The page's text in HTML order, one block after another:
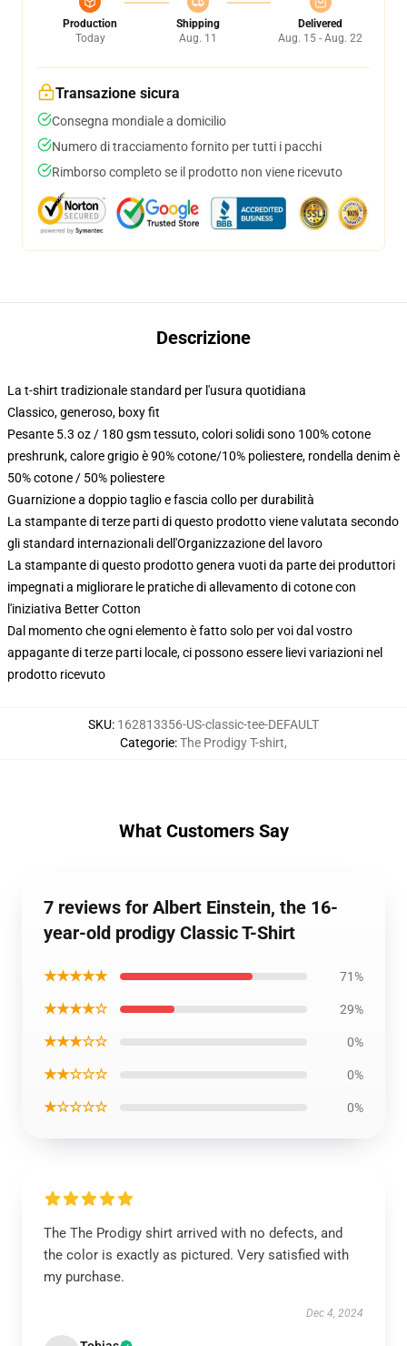
Production
Today
Shipping
Aug. 11
Delivered
Aug. 15 - Aug. 22
Transazione sicura
Consegna mondiale a domicilio
Numero di tracciamento fornito per tutti i pacchi
Rimborso completo se il prodotto non viene ricevuto
Descrizione
La t-shirt tradizionale standard per l'usura quotidiana
Classico, generoso, boxy fit
Pesante 5.3 oz / 180 gsm tessuto, colori solidi sono 100% cotone
preshrunk, calore grigio è 90% cotone/10% poliestere, rondella denim è
50% cotone / 50% poliestere
Guarnizione a doppio taglio e fascia collo per durabilità
La stampante di terze parti di questo prodotto viene valutata secondo
gli standard internazionali dell'Organizzazione del lavoro
La stampante di questo prodotto genera vuoti da parte dei produttori
impegnati a migliorare le pratiche di allevamento di cotone con
l'iniziativa Better Cotton
Dal momento che ogni elemento è fatto solo per voi dal vostro
appagante di terze parti locale, ci possono essere lievi variazioni nel
prodotto ricevuto
SKU: 162813356-US-classic-tee-DEFAULT
Categorie:The Prodigy T-shirt,
What Customers Say
7 reviews for Albert Einstein, the 16-
year-old prodigy Classic T-Shirt
★★★★★ 71%
★★★★☆ 29%
★★★☆☆ 0%
★★☆☆☆ 0%
★☆☆☆☆ 0%
The The Prodigy shirt arrived with no defects, and
the color is exactly as pictured. Very satisfied with
my purchase.
Dec 4, 2024